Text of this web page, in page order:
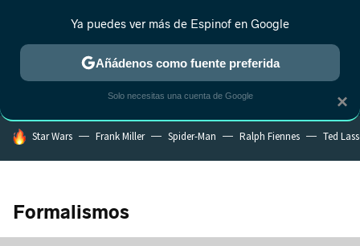
ESTRENOS REALITY ANIME RANKINGS CINE
HOY SE HABLA DE
Star Wars Frank Miller Spider-Man Ralph Fiennes Ted
Formalismos
×
Ya puedes ver más de Espinof en Google
Añádenos como fuente preferida
Solo necesitas una cuenta de Google